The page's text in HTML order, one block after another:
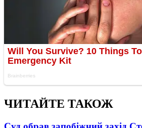
ЧИТАЙТЕ ТАКОЖ